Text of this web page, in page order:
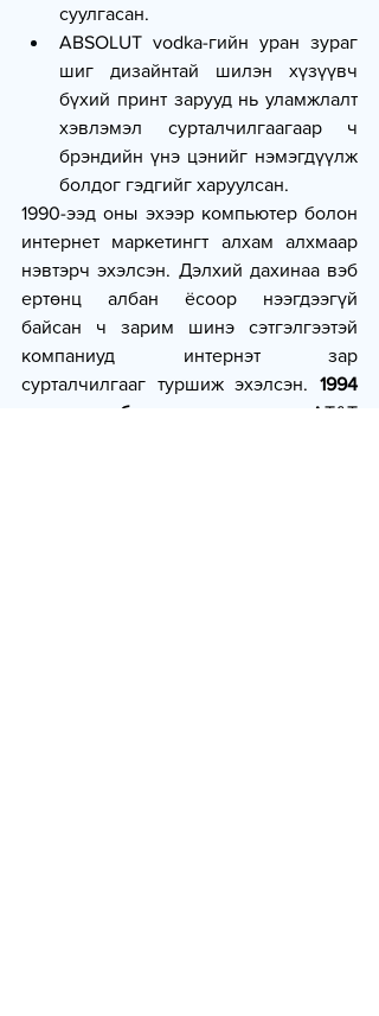
суулгасан.
ABSOLUT vodka-гийн уран зураг
шиг дизайнтай шилэн хүзүүвч
бүхий принт зарууд нь уламжлалт
хэвлэмэл сурталчилгаагаар ч
брэндийн үнэ цэнийг нэмэгдүүлж
болдог гэдгийг харуулсан.
1990-ээд оны эхээр компьютер болон
интернет маркетингт алхам алхмаар
нэвтэрч эхэлсэн. Дэлхий дахинаа вэб
ертөнц албан ёсоор нээгдээгүй
байсан ч зарим шинэ сэтгэлгээтэй
компаниуд интернэт зар
сурталчилгааг туршиж эхэлсэн. 1994
онд анхны баннер сурталчилгаа
AT&T